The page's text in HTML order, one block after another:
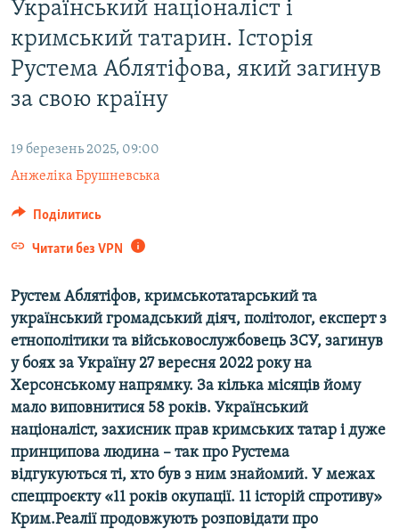
ВІДЕОУРОКИ «ELIFBE»
СВІДЧЕННЯ ОКУПАЦІЇ
УКРАЇНСЬКА ПРОБЛЕМА КРИМУ
Русский
Qırımtatar
Український націоналіст і
кримський татарин. Історія
Рустема Аблятіфова, який загинув
за свою країну
19 березень 2025, 09:00
Анжеліка Брушневська
Поділитись
Читати без VPN
Рустем Аблятіфов, кримськотатарський та
український громадський діяч, політолог, експерт з
етнополітики та військовослужбовець ЗСУ, загинув
у боях за Україну 27 вересня 2022 року на
Херсонському напрямку. За кілька місяців йому
мало виповнитися 58 років. Український
націоналіст, захисник прав кримських татар і дуже
принципова людина – так про Рустема
відгукуються ті, хто був з ним знайомий. У межах
спецпроєкту «11 років окупації. 11 історій спротиву»
Крим.Реалії продовжують розповідати про